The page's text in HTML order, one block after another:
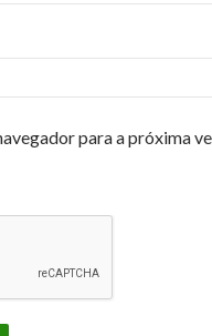
para a próxima